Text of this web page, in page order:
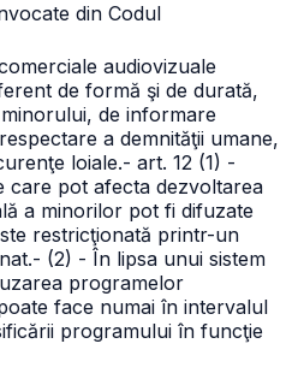
din Codul
audiovizuale
de formă şi de durată,
de informare
a demnităţii umane,
loiale.- art. 12 (1) -
care pot afecta dezvoltarea
a minorilor pot fi difuzate
restricţionată printr-un
- (2) - În lipsa unui sistem
programelor
face numai în intervalul
programului în funcţie